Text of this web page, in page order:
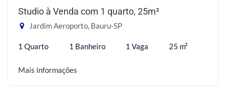
Studio à Venda com 1 quarto, 25m²
Jardim Aeroporto, Bauru-SP
1 Quarto 1 Banheiro 1 Vaga 25 m²
Mais informações